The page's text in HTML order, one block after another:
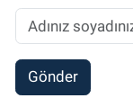
Gönder